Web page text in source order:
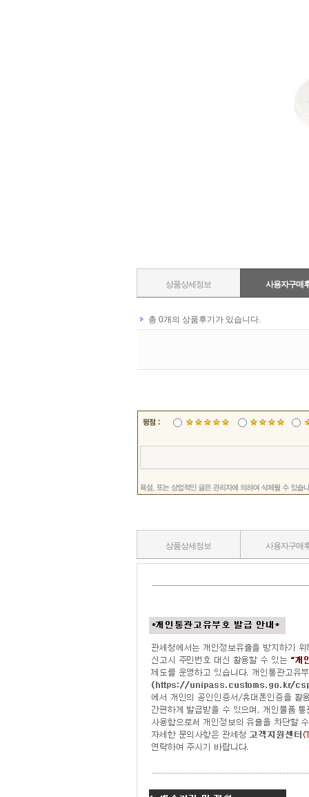
상품상세정보 사용자구매
상품상세정보 사용자구매